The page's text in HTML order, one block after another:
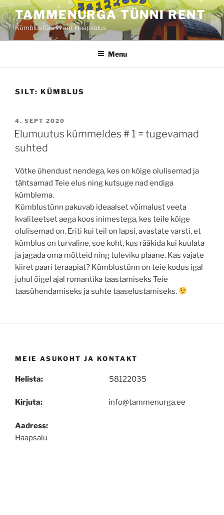
Skip
to
content
TAMMENURGA TÜNNI RENT
Kümblustünni rent Haapsalus
Menu
SILT: KÜMBLUS
POSTED
ON
4. SEPT 2020
Elumuutus kümmeldes # 1 = tugevamad
suhted
Võtke ühendust nendega, kes on kõige olulisemad ja
tähtsamad Teie elus ning kutsuge nad endiga
kümblema.
Kümblustünn pakuvab ideaalset võimalust veeta
kvaliteetset aega koos inimestega, kes teile kõige
olulisemad on. Eriti kui teil on lapsi, avastate varsti, et
kümblus on turvaline, soe koht, kus rääkida kui kuulata
ja jagada oma mõtteid ning tuleviku plaane. Kas vajate
kiiret paari teraapiat? Kümblustünn on teie kodus igal
juhul õigel ajal romantika taastamiseks Teie
taasühendamiseks ja suhte taaselustamiseks.
MEIE ASUKOHT JA KONTAKT
Helista: 58122035
Kirjuta: info@tammenurga.ee
Aadress:
Haapsalu